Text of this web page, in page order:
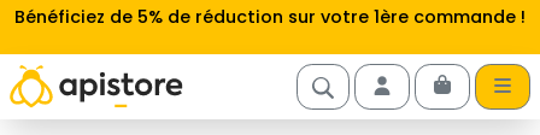
Aller au contenu
Bénéficiez de 5% de réduction sur votre 1ère commande !
Account
Cart